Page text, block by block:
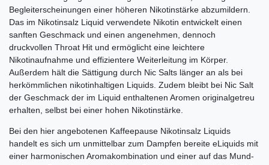
Begleiterscheinungen einer höheren Nikotinstärke abzumildern.
Das im Nikotinsalz Liquid verwendete Nikotin entwickelt einen
sanften Geschmack und einen angenehmen, dennoch
druckvollen Throat Hit und ermöglicht eine leichtere
Nikotinaufnahme und effizientere Weiterleitung im Körper.
Außerdem hält die Sättigung durch Nic Salts länger an als bei
herkömmlichen nikotinhaltigen Liquids. Zudem bleibt bei Nic Salt
der Geschmack der im Liquid enthaltenen Aromen originalgetreu
erhalten, selbst bei einer hohen Nikotinstärke.
Bei den hier angebotenen Kaffeepause Nikotinsalz Liquids
handelt es sich um unmittelbar zum Dampfen bereite eLiquids mit
einer harmonischen Aromakombination und einer auf das Mund-